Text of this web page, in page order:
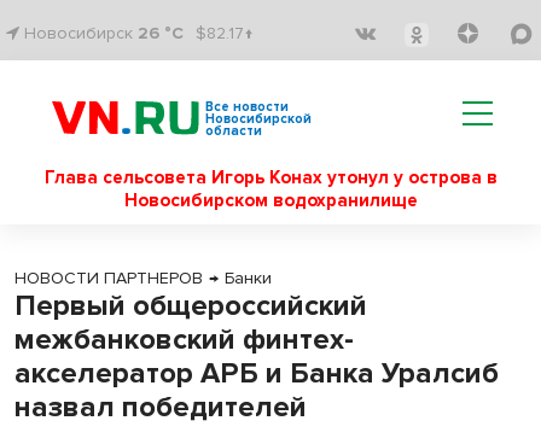
Новосибирск 26 °C $82.17↑
Все новости
Новосибирской
области
Глава сельсовета Игорь Конах утонул у острова в
Новосибирском водохранилище
НОВОСТИ ПАРТНЕРОВ → Банки
Первый общероссийский
межбанковский финтех-
акселератор АРБ и Банка Уралсиб
назвал победителей